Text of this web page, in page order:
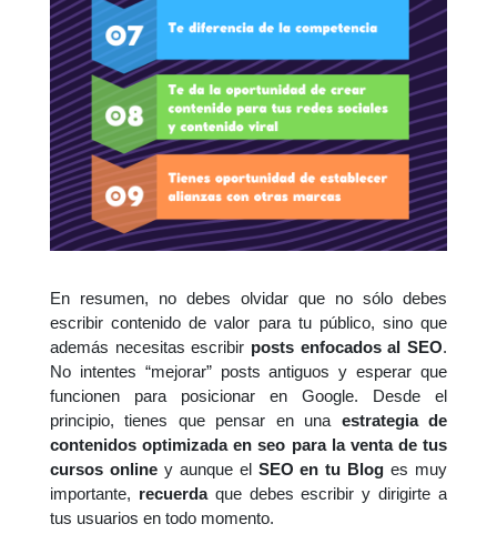
En resumen, no debes olvidar que no sólo debes
escribir contenido de valor para tu público, sino que
además necesitas escribir posts enfocados al SEO.
No intentes “mejorar” posts antiguos y esperar que
funcionen para posicionar en Google. Desde el
principio, tienes que pensar en una estrategia de
contenidos optimizada en seo para la venta de tus
cursos online y aunque el SEO en tu Bloges muy
importante, recuerda que debes escribir y dirigirte a
tus usuarios en todo momento.